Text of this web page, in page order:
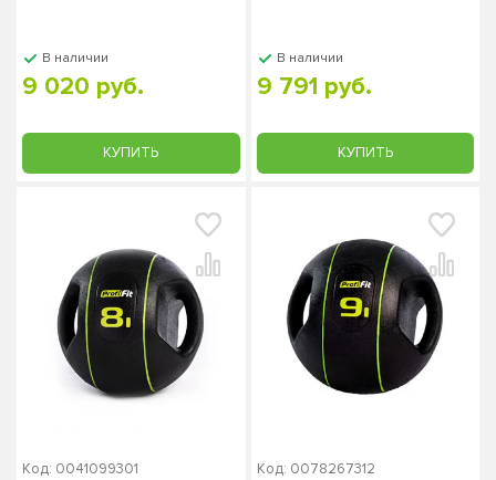
В наличии
9 020 руб.
КУПИТЬ
В наличии
9 791 руб.
КУПИТЬ
Код: 0041099301 Код: 0078267312